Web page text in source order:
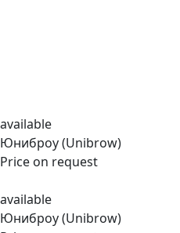
available
Юниброу (Unibrow)
Price on request
available
Юниброу (Unibrow)